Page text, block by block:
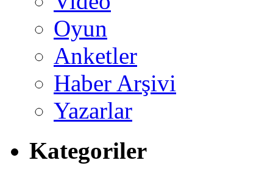
Oyun
Anketler
Haber Arşivi
Yazarlar
Kategoriler